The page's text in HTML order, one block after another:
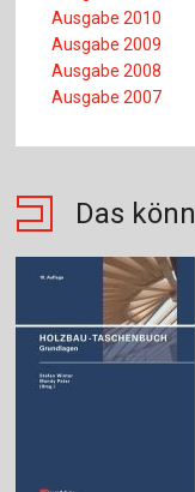
Ausgabe 2010
Ausgabe 2009
Ausgabe 2008
Ausgabe 2007
Das